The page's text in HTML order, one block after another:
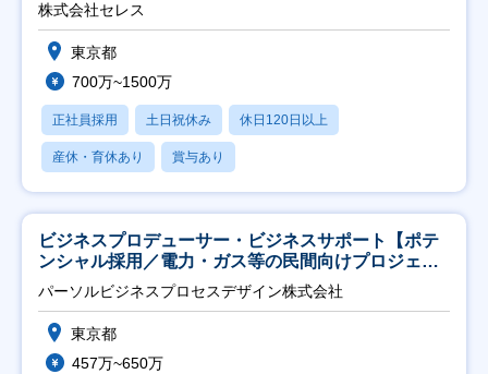
株式会社セレス
東京都
700万~1500万
正社員採用 土日祝休み 休日120日以上
産休・育休あり 賞与あり
ビジネスプロデューサー・ビジネスサポート【ポテ
ンシャル採用／電力・ガス等の民間向けプロジェク
ト推進】
パーソルビジネスプロセスデザイン株式会社
東京都
457万~650万